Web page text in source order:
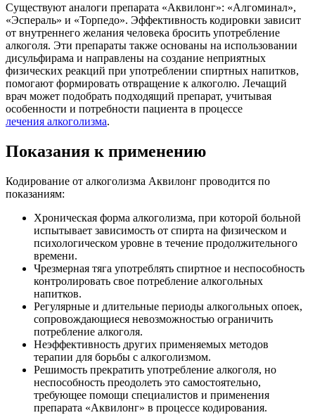
Существуют аналоги препарата «Аквилонг»: «Алгоминал»,
«Эспераль» и «Торпедо». Эффективность кодировки зависит
от внутреннего желания человека бросить употребление
алкоголя. Эти препараты также основаны на использовании
дисульфирама и направлены на создание неприятных
физических реакций при употреблении спиртных напитков,
помогают формировать отвращение к алкоголю. Лечащий
врач может подобрать подходящий препарат, учитывая
особенности и потребности пациента в процессе
лечения алкоголизма.
Показания к применению
Кодирование от алкоголизма Аквилонг проводится по
показаниям:
Хроническая форма алкоголизма, при которой больной
испытывает зависимость от спирта на физическом и
психологическом уровне в течение продолжительного
времени.
Чрезмерная тяга употреблять спиртное и неспособность
контролировать свое потребление алкогольных
напитков.
Регулярные и длительные периоды алкогольных опоек,
сопровождающиеся невозможностью ограничить
потребление алкоголя.
Неэффективность других применяемых методов
терапии для борьбы с алкоголизмом.
Решимость прекратить употребление алкоголя, но
неспособность преодолеть это самостоятельно,
требующее помощи специалистов и применения
препарата «Аквилонг» в процессе кодирования.